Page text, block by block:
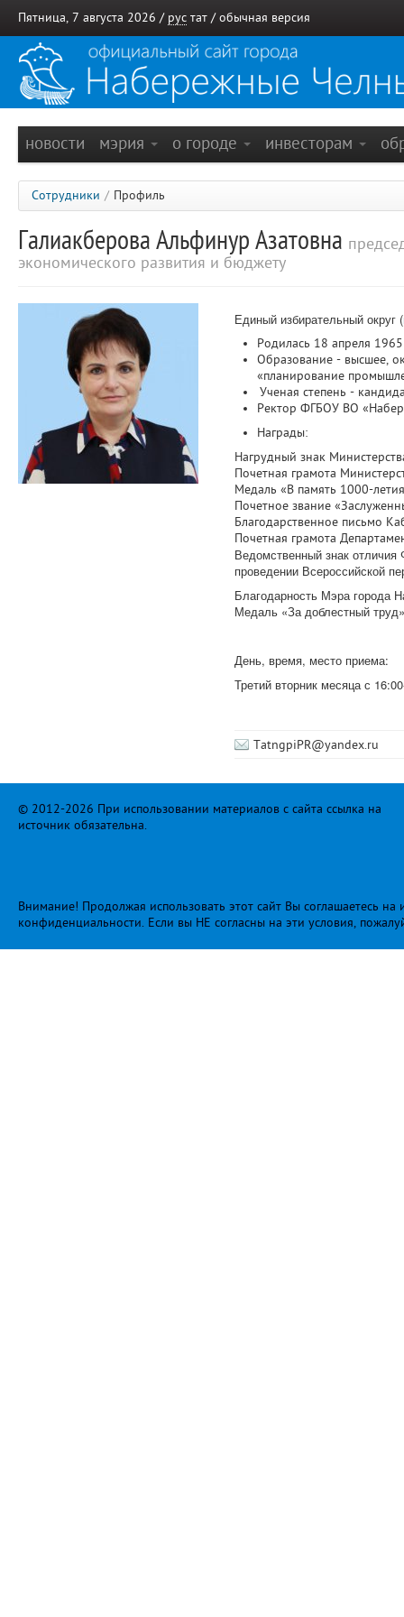
Пятница, 7 августа 2026 / рус тат / обычная версия
новости мэрия о городе инвесторам
Сотрудники / Профиль
Галиакберова Альфинур Азатовна
экономического развития и бюджету
Единый избирательный округ (
Родилась 18 апреля
Образование - высшее,
«планирование
Ученая степень -
Ректор ФГБОУ ВО
Награды:
Нагрудный знак
Почетная грамота
Медаль «В память 1000-
Почетное звание
Благодарственное письмо
Почетная грамота
Ведомственный знак отличия
проведении Всероссийской
Медаль «За доблестный
День, время, место приема:
Третий вторник месяца с
TatngpiPR@yandex.ru
© 2012-2026 При использовании материалов с сайта ссылка на
источник обязательна.
Внимание! Продолжая использовать этот сайт Вы соглашаетесь
конфиденциальности. Если вы НЕ согласны на эти условия,